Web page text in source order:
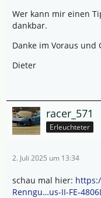
Wer kann mir einen
dankbar.
Danke im Voraus und
Dieter
racer_571
Erleuchteter
2. Juli 2025 um 13:34
schau mal hier:
Renngu…us-II-FE-